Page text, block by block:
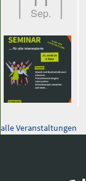
Sep.
alle Veranstaltungen